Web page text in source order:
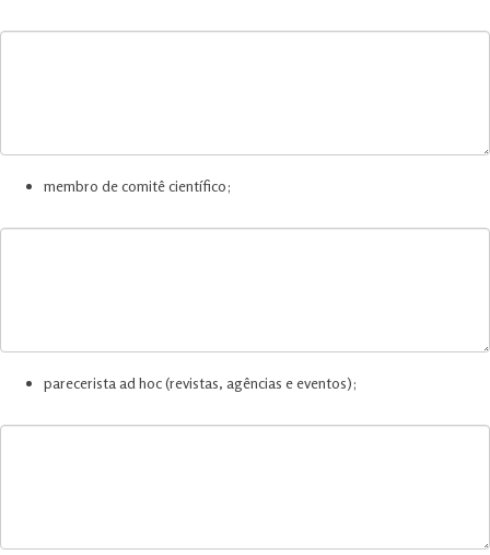
membro de comitê científico;
parecerista ad hoc (revistas, agências e eventos);